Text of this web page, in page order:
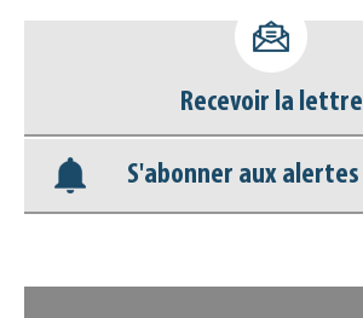
déconnecter)
Base documentaire
Nos veilles Scoop.it
Recevoir la lettre
S'abonner aux alertes